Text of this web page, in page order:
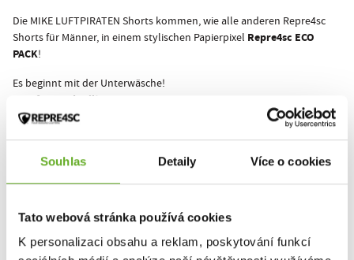
Souhlas Detaily Více o cookies
Tato webová stránka používá cookies
K personalizaci obsahu a reklam, poskytování funkcí
Die MIKE LUFTPIRATEN Shorts kommen, wie alle anderen Repre4sc
Shorts für Männer, in einem stylischen Papierpixel Repre4sc ECO
PACK!
Es beginnt mit der Unterwäsche!
Komfort und Stil!
Dieses Produkt wurde noch nicht bewertet.